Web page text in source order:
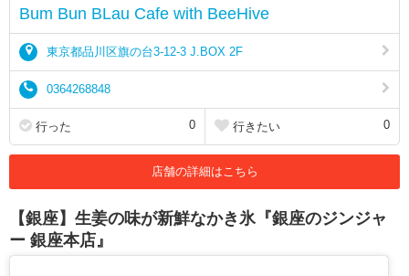
Bum Bun BLau Cafe with BeeHive
東京都品川区旗の台3-12-3 J.BOX 2F
0364268848
行った 0 行きたい 0
店舗の詳細はこちら
【銀座】生姜の味が新鮮なかき氷『銀座のジンジャ
ー 銀座本店』